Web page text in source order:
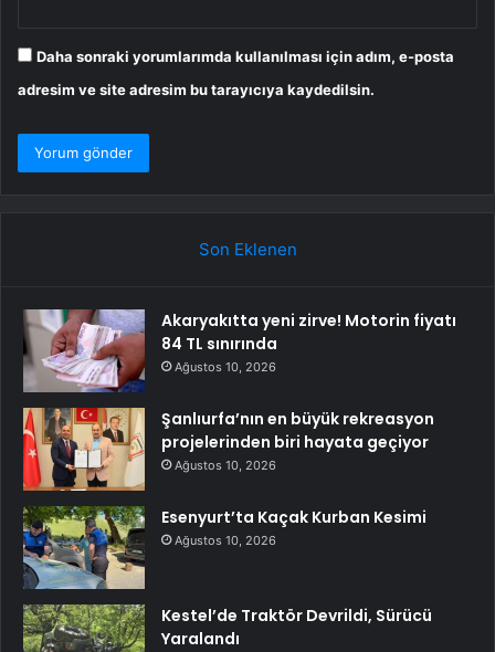
Daha sonraki yorumlarımda kullanılması için adım, e-posta
adresim ve site adresim bu tarayıcıya kaydedilsin.
Son Eklenen
Akaryakıtta yeni zirve! Motorin fiyatı
84 TL sınırında
Ağustos 10, 2026
Şanlıurfa’nın en büyük rekreasyon
projelerinden biri hayata geçiyor
Ağustos 10, 2026
Esenyurt’ta Kaçak Kurban Kesimi
Ağustos 10, 2026
Kestel’de Traktör Devrildi, Sürücü
Yaralandı